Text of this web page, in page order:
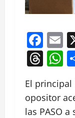
El
opositor
las PASO